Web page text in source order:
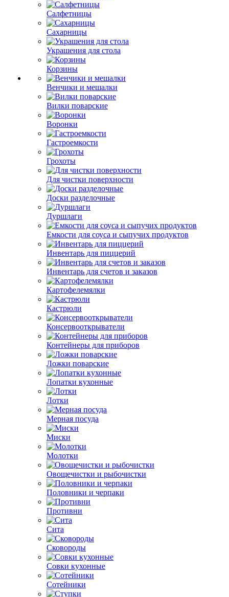
Салфетницы
Сахарницы
Украшения для стола
Корзины
Венчики и мешалки
Вилки поварские
Воронки
Гастроемкости
Грохоты
Для чистки поверхности
Доски разделочные
Дуршлаги
Емкости для соуса и сыпучих продуктов
Инвентарь для пиццерий
Инвентарь для счетов и заказов
Картофелемялки
Кастрюли
Консервооткрыватели
Контейнеры для приборов
Ложки поварские
Лопатки кухонные
Лотки
Мерная посуда
Миски
Молотки
Овощечистки и рыбочистки
Половники и черпаки
Противни
Сита
Сковороды
Совки кухонные
Сотейники